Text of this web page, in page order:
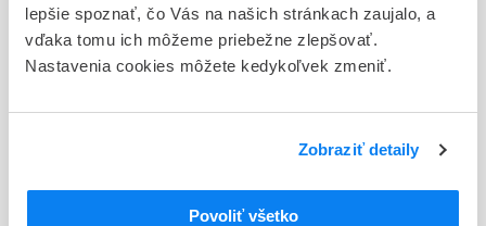
lepšie spoznať, čo Vás na našich stránkach zaujalo, a
vďaka tomu ich môžeme priebežne zlepšovať.
Nastavenia cookies môžete kedykoľvek zmeniť.
Zobraziť detaily
Povoliť všetko
Indikačná skupina
64 - OPHTHALMOLOGICA
ATC
Sympatomimetiká s výnimkou